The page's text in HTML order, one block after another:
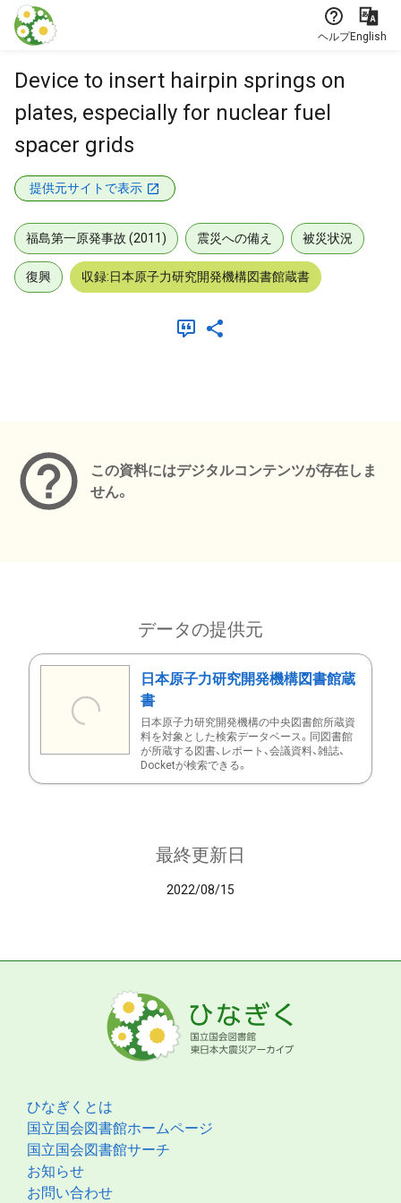
本文に飛ぶ
ヘルプEnglish
Device to insert hairpin springs on
plates, especially for nuclear fuel
spacer grids
提供元サイトで表示
福島第一原発事故 (2011) 震災への備え 被災状況
復興 収録:日本原子力研究開発機構図書館蔵書
この資料にはデジタルコンテンツが存在しま
せん。
データの提供元
日本原子力研究開発機構図書館蔵
書
日本原子力研究開発機構の中央図書館所蔵資
料を対象とした検索データベース。同図書館
が所蔵する図書、レポート、会議資料、雑誌、
Docketが検索できる。
最終更新日
2022/08/15
ひなぎくとは
国立国会図書館ホームページ
国立国会図書館サーチ
お知らせ
お問い合わせ